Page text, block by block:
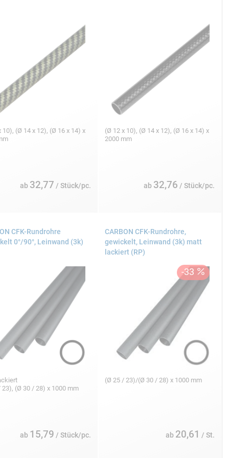
10), (Ø 14 x 12), (Ø 16 x 14) x
ab 32,77 / Stück/pc.
(Ø 12 x 10), (Ø 14 x 12), (Ø 16 x 14) x
2000 mm
ab 32,76 / Stück/pc.
CFK-Rundrohre
0°/90°, Leinwand (3k)
(Ø 30 / 28) x 1000 mm
ab 15,79 / Stück/pc.
CARBON CFK-Rundrohre,
gewickelt, Leinwand (3k) matt
lackiert (RP)
(Ø 25 / 23)/(Ø 30 / 28) x 1000 mm
ab 20,61 / St.